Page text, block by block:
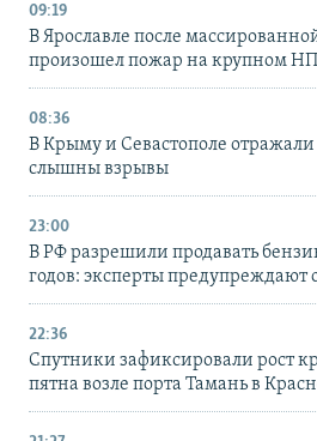
09:19
В Ярославле после
произошел пожар на крупном
08:36
В Крыму и Севастополе
слышны взрывы
23:00
В РФ разрешили продавать
годов: эксперты предупреждают
22:36
Спутники зафиксировали рост
пятна возле порта Тамань в